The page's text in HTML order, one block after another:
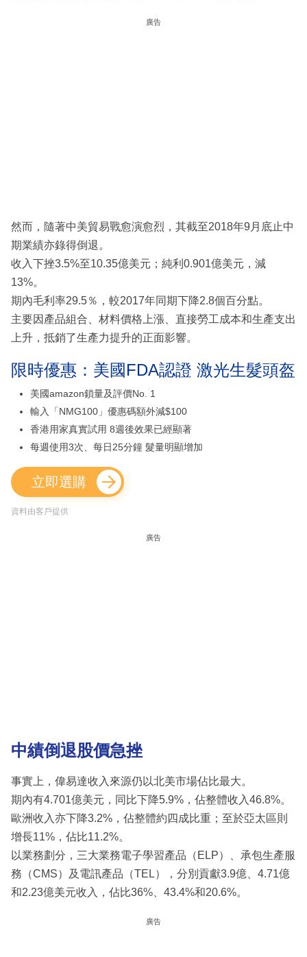
廣告
然而，隨著中美貿易戰愈演愈烈，其截至2018年9月底止中
期業績亦錄得倒退。
收入下挫3.5%至10.35億美元；純利0.901億美元，減
13%。
期內毛利率29.5％，較2017年同期下降2.8個百分點。
主要因產品組合、材料價格上漲、直接勞工成本和生產支出
上升，抵銷了生產力提升的正面影響。
限時優惠：美國FDA認證 激光生髮頭盔
美國amazon鎖量及評價No. 1
輸入「NMG100」優惠碼額外減$100
香港用家真實試用 8週後效果已經顯著
每週使用3次、每日25分鐘 髮量明顯增加
立即選購
資料由客戶提供
廣告
中績倒退股價急挫
事實上，偉易達收入來源仍以北美市場佔比最大。
期內有4.701億美元，同比下降5.9%，佔整體收入46.8%。
歐洲收入亦下降3.2%，佔整體約四成比重；至於亞太區則
增長11%，佔比11.2%。
以業務劃分，三大業務電子學習產品（ELP）、承包生產服
務（CMS）及電訊產品（TEL），分別貢獻3.9億、4.71億
和2.23億美元收入，佔比36%、43.4%和20.6%。
廣告